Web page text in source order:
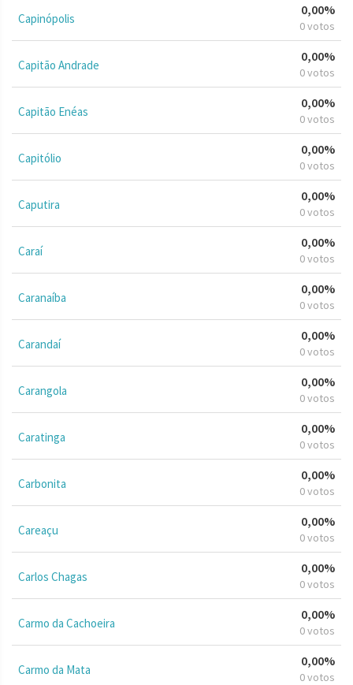
Capinópolis
0,00%
0 votos
Capitão Andrade
0,00%
0 votos
Capitão Enéas
0,00%
0 votos
Capitólio
0,00%
0 votos
Caputira
0,00%
0 votos
Caraí
0,00%
0 votos
Caranaíba
0,00%
0 votos
Carandaí
0,00%
0 votos
Carangola
0,00%
0 votos
Caratinga
0,00%
0 votos
Carbonita
0,00%
0 votos
Careaçu
0,00%
0 votos
Carlos Chagas
0,00%
0 votos
Carmo da Cachoeira
0,00%
0 votos
Carmo da Mata
0,00%
0 votos